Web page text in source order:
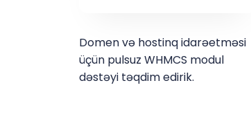
Domen və hostinq idarəetməsi
üçün pulsuz WHMCS modul
dəstəyi təqdim edirik.